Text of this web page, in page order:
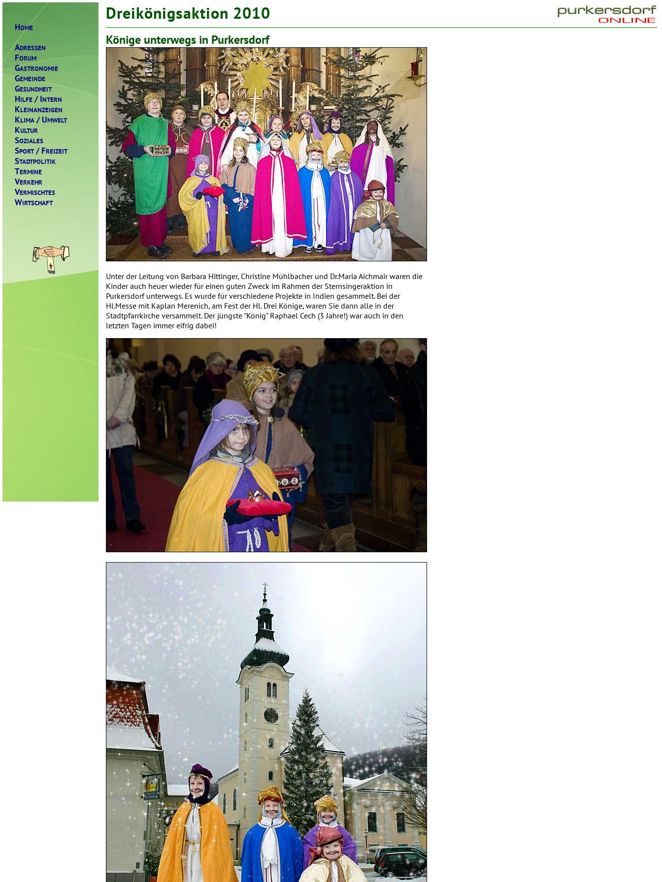
HOME
ADRESSEN
FORUM
GASTRONOMIE
GEMEINDE
GESUNDHEIT
HILFE / INTERN
KLEINANZEIGEN
KLIMA / UMWELT
KULTUR
SOZIALES
SPORT/ FREIZEIT
STADTPOLITIK
TERMINE
VERKEHR
VERMISCHTES
WIRTSCHAFT
Dreikönigsaktion 2010
Könige unterwegs in Purkersdorf
Unter der Leitung von Barbara Hittinger, Christine Mühlbacher und Dr.Maria Aichmair waren die
Kinder auch heuer wieder für einen guten Zweck im Rahmen der Sternsingeraktion in
Purkersdorf unterwegs. Es wurde für verschiedene Projekte in Indien gesammelt. Bei der
Hl.Messe mit Kaplan Merenich, am Fest der Hl. Drei Könige, waren Sie dann alle in der
Stadtpfarrkirche versammelt. Der jüngste "König" Raphael Cech (3 Jahre!) war auch in den
letzten Tagen immer eifrig dabei!